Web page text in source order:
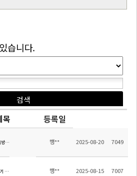
습니다.
목 등록일
학 기간 학교시설 개선사항 안내
행** 2025-08-20 7049
전체학생 스쿨버스 탑승자 명단 및 노선
행** 2025-08-15 7007